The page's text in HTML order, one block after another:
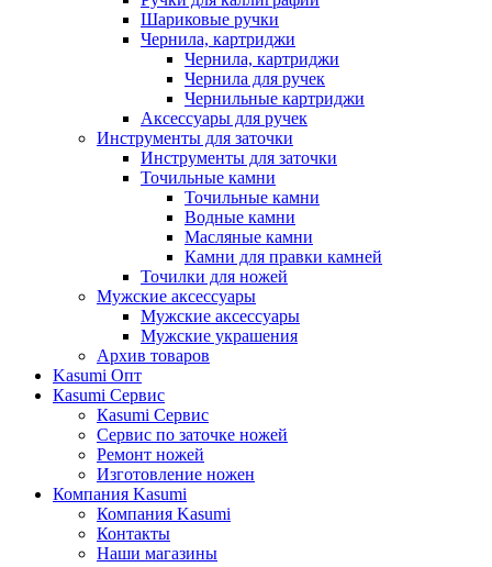
Шариковые ручки
Чернила, картриджи
Чернила, картриджи
Чернила для ручек
Чернильные картриджи
Аксессуары для ручек
Инструменты для заточки
Инструменты для заточки
Точильные камни
Точильные камни
Водные камни
Масляные камни
Камни для правки камней
Точилки для ножей
Мужские аксессуары
Мужские аксессуары
Мужские украшения
Архив товаров
Kasumi Опт
Кasumi Сервис
Кasumi Сервис
Сервис по заточке ножей
Ремонт ножей
Изготовление ножен
Компания Kasumi
Компания Kasumi
Контакты
Наши магазины